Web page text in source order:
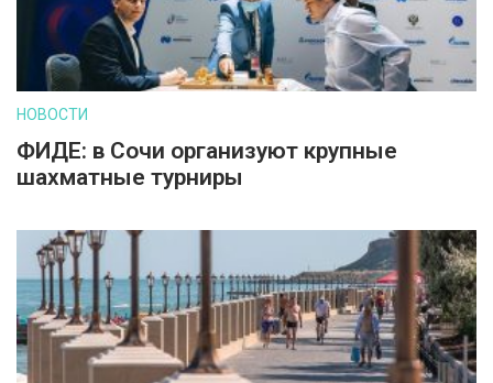
НОВОСТИ
ФИДЕ: в Сочи организуют крупные
шахматные турниры